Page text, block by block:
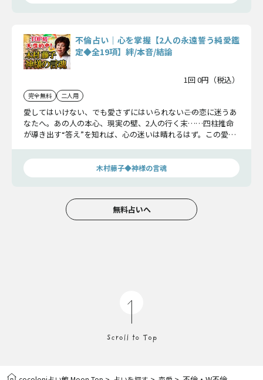
不倫占い｜心を掌握【2人の永遠誓う純愛鑑
定◆全19項】絆/本音/結論
1回 0円（税込）
完全無料 二人用
愛してはいけない、でも愛さずにはいられない――この恋に迷うあ
なたへ。あの人の本心、現実の壁、2人の行く末……四柱推命
が導き出す“答え”を知れば、心の迷いは晴れるはず。この愛を
木村藤子◆神様の言魂
無料占いへ